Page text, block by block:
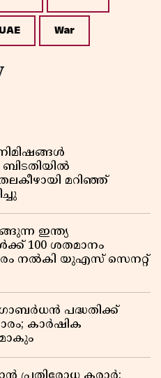
UAE War
മറിഞ്ഞ്
ഇന്ത്യ
100 ശതമാനം
നൽകി യുഎസ് സെനറ്റ്
പദ്ധതിക്ക്
കാർഷിക